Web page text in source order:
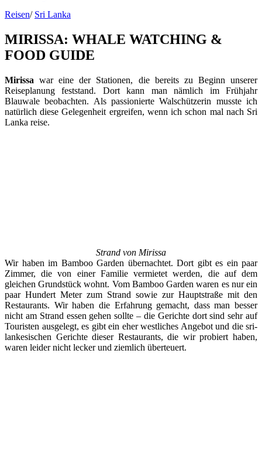
Reisen/ Sri Lanka
MIRISSA: WHALE WATCHING &
FOOD GUIDE
Mirissawar eine der Stationen, die bereits zu Beginn unserer
Reiseplanung feststand. Dort kann man nämlich im Frühjahr
Blauwale beobachten. Als passionierte Walschützerin musste ich
natürlich diese Gelegenheit ergreifen, wenn ich schon mal nach Sri
Lanka reise.
Strand von Mirissa
Wir haben im Bamboo Garden übernachtet. Dort gibt es ein paar
Zimmer, die von einer Familie vermietet werden, die auf dem
gleichen Grundstück wohnt. Vom Bamboo Garden waren es nur ein
paar Hundert Meter zum Strand sowie zur Hauptstraße mit den
Restaurants. Wir haben die Erfahrung gemacht, dass man besser
nicht am Strand essen gehen sollte – die Gerichte dort sind sehr auf
Touristen ausgelegt, es gibt ein eher westliches Angebot und die sri-
lankesischen Gerichte dieser Restaurants, die wir probiert haben,
waren leider nicht lecker und ziemlich überteuert.